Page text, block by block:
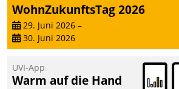
intelligente,
datengestützte
Entscheidungen.
WohnZukunftsTag 2026
29. Juni 2026 –
30. Juni 2026
UVI-App
Warm auf die Hand